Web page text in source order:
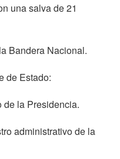
una salva de 21
Bandera Nacional.
de Estado:
la Presidencia.
administrativo de la